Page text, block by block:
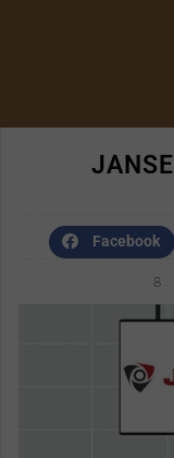
Facebook